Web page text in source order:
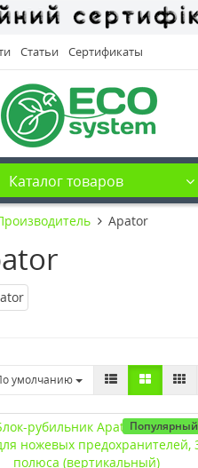
Статьи Сертификаты
Каталог товаров
Apator
умолчанию
Популярный